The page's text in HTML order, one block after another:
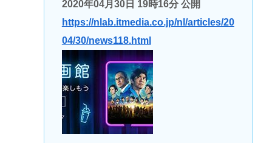
2020年04月30日 19時16分 公開
https://nlab.itmedia.co.jp/nl/articles/20
04/30/news118.html